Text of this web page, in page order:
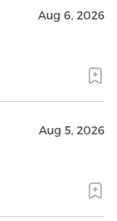
Aug 6, 2026
Aug 5, 2026